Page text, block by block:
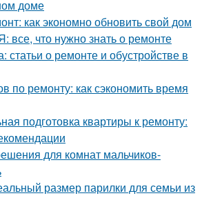
доме
как экономно обновить свой дом
все, что нужно знать о ремонте
статьи о ремонте и обустройстве в
по ремонту: как сэкономить время
подготовка квартиры к ремонту:
для комнат мальчиков-
размер парилки для семьи из